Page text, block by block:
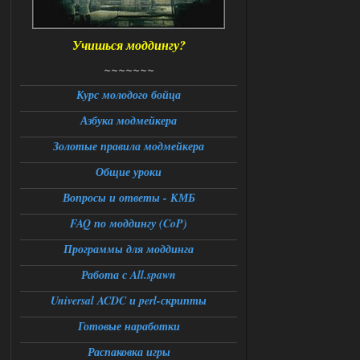
Ответить ➤
06.08.2026
DEDULYA-1967
Доступно только для пользователей
Ответить ➤
06.08.2026
Universal Teleport v2.0
Stalker-Mods-Clan-su
Доступно только для пользователей
Ответить ➤
06.08.2026
Universal Teleport v2.0
DEDULYA-1967
Учишься моддингу?
~~~~~~~
Курс молодого бойца
Азбука модмейкера
Золотые правила модмейкера
Общие уроки
Вопросы и ответы - КМБ
FAQ по моддингу (CoP)
Программы для моддинга
Работа с All.spawn
Universal ACDC и perl-скрипты
Готовые наработки
Распаковка игры